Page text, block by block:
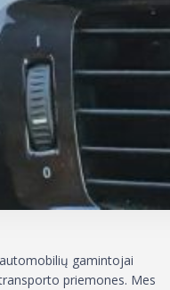
gamintojai
priemones. Mes